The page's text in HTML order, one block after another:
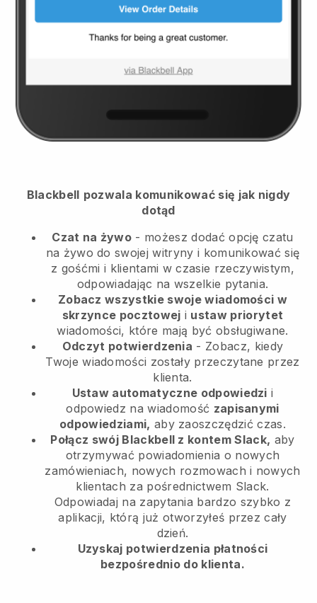
Blackbell pozwala komunikować się jak nigdy
dotąd
Czat na żywo - możesz dodać opcję czatu
na żywo do swojej witryny i komunikować się
z gośćmi i klientami w czasie rzeczywistym,
odpowiadając na wszelkie pytania.
Zobacz wszystkie swoje wiadomości w
skrzynce pocztowej i ustaw priorytet
wiadomości, które mają być obsługiwane.
Odczyt potwierdzenia - Zobacz, kiedy
Twoje wiadomości zostały przeczytane przez
klienta.
Ustaw automatyczne odpowiedzi i
odpowiedz na wiadomość zapisanymi
odpowiedziami, aby zaoszczędzić czas.
Połącz swój Blackbell z kontem Slack, aby
otrzymywać powiadomienia o nowych
zamówieniach, nowych rozmowach i nowych
klientach za pośrednictwem Slack.
Odpowiadaj na zapytania bardzo szybko z
aplikacji, którą już otworzyłeś przez cały
dzień.
Uzyskaj potwierdzenia płatności
bezpośrednio do klienta.